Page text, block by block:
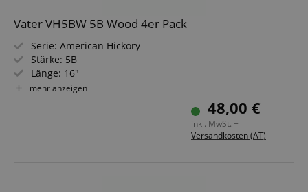
Vater VH5BW 5B Wood 4er Pack
Serie: American Hickory
Stärke: 5B
Länge: 16"
Durchmesser: 0,605" (1,54 cm)
mehr anzeigen
48,00 €
inkl. MwSt. +
Versandkosten (AT)